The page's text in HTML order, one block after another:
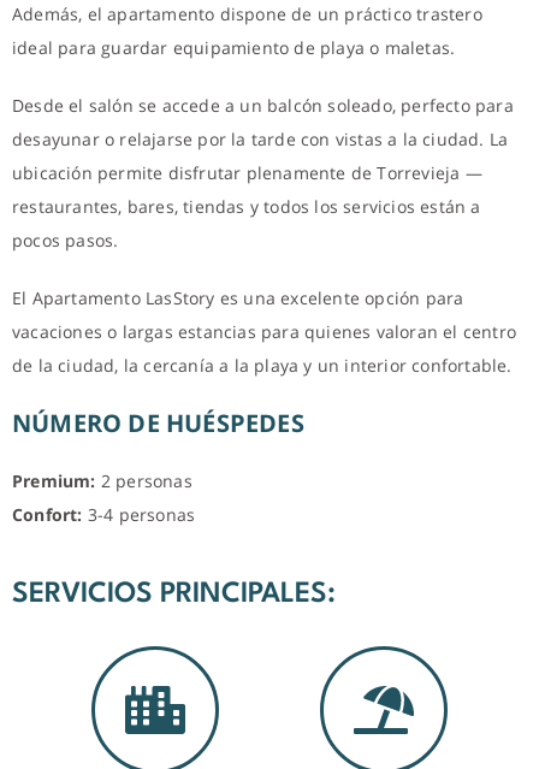
Además, el apartamento dispone de un práctico trastero
ideal para guardar equipamiento de playa o maletas.
Desde el salón se accede a un balcón soleado, perfecto para
desayunar o relajarse por la tarde con vistas a la ciudad. La
ubicación permite disfrutar plenamente de Torrevieja —
restaurantes, bares, tiendas y todos los servicios están a
pocos pasos.
El Apartamento LasStory es una excelente opción para
vacaciones o largas estancias para quienes valoran el centro
de la ciudad, la cercanía a la playa y un interior confortable.
NÚMERO DE HUÉSPEDES
Premium: 2 personas
Confort: 3-4 personas
SERVICIOS PRINCIPALES: